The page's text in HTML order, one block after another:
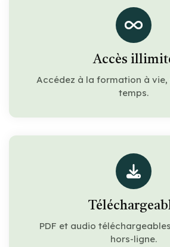
Accès
Accédez à la formation à vie,
temps.
PDF et audio
hors-ligne.